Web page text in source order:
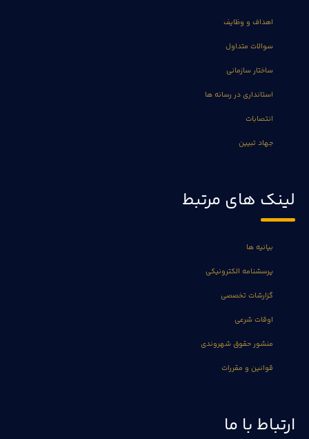
اهداف و وظایف
سوالات متداول
ساختار سازمانی
استانداری در رسانه ها
انتصابات
جهاد تبیین
لینک های مرتبط
بیانیه ها
پرسشنامه الکترونیکی
گزارشات تخصصی
اوقات شرعی
منشور حقوق شهروندی
قوانین و مقررات
ارتباط با ما